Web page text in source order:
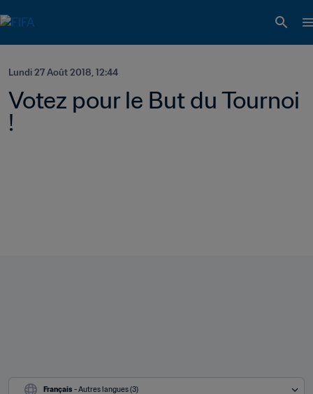
Lundi 27 Août 2018, 12:44
Votez pour le But du Tournoi
!
Français - Autres langues (3)